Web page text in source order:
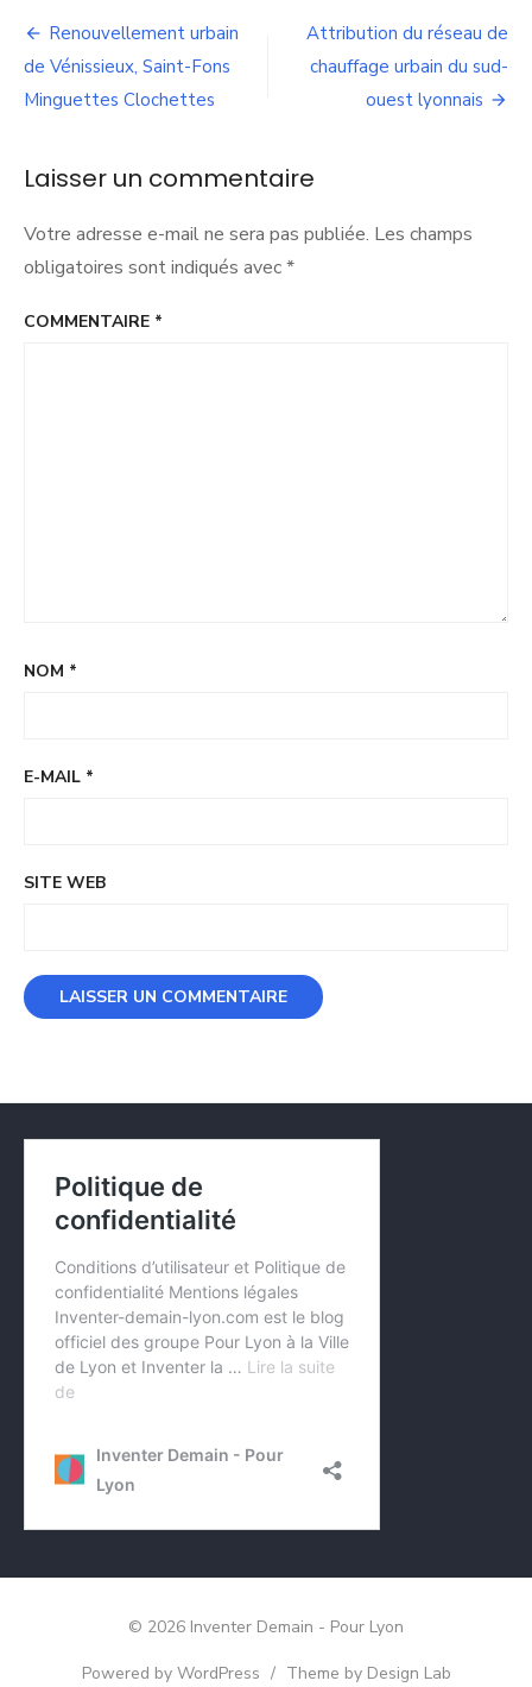
2024-
de
la
Lyon
Navigation
de
l’article
Renouvellement urbain
de Vénissieux, Saint-Fons
Minguettes Clochettes
Attribution du réseau de
chauffage urbain du sud-
ouest lyonnais
Laisser un commentaire
Votre adresse e-mail ne sera pas publiée. Les champs
obligatoires sont indiqués avec*
COMMENTAIRE *
NOM *
E-MAIL *
SITE WEB
© 2026 Inventer Demain - Pour Lyon
Powered by WordPress / Theme by Design Lab